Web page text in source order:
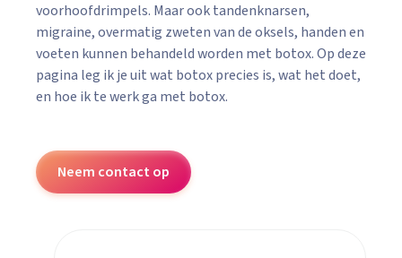
voorhoofdrimpels. Maar ook tandenknarsen,
migraine, overmatig zweten van de oksels, handen en
voeten kunnen behandeld worden met botox. Op deze
pagina leg ik je uit wat botox precies is, wat het doet,
en hoe ik te werk ga met botox.
Neem contact op